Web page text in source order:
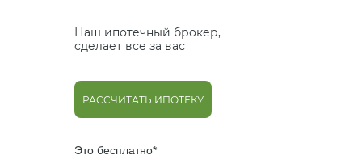
Наш ипотечный брокер,
сделает все за вас
РАССЧИТАТЬ ИПОТЕКУ
Это бесплатно*